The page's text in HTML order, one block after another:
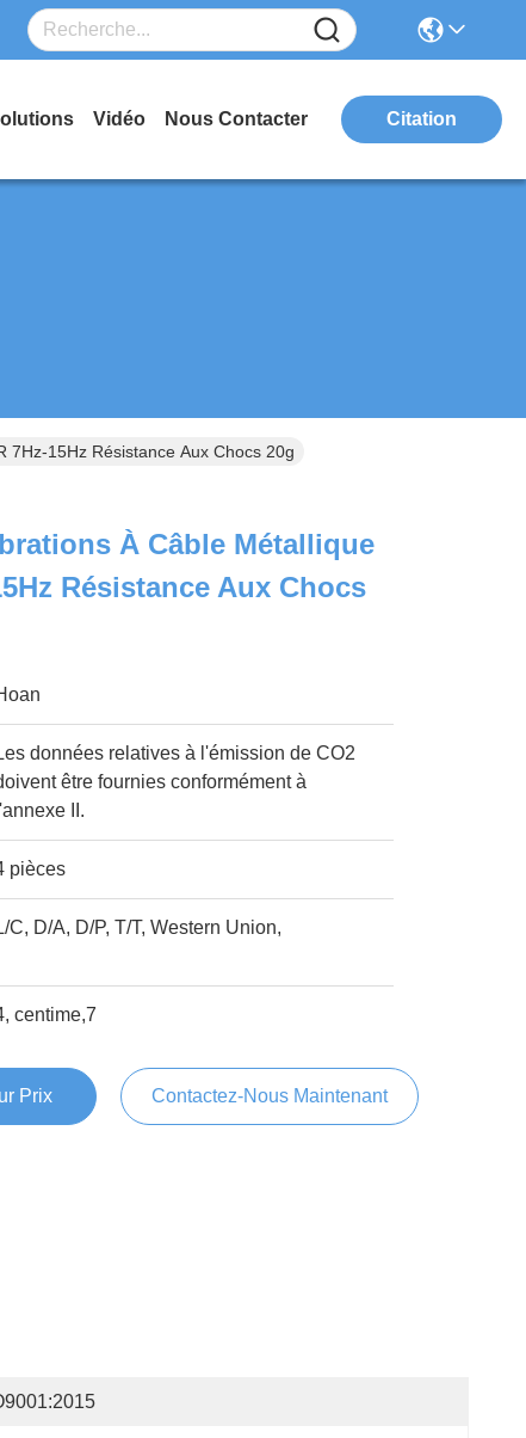
Vidéo Nous Contacter Citation
7Hz-15Hz Résistance Aux Chocs 20g
À Câble Métallique
Résistance Aux Chocs
données relatives à l'émission de CO2
être fournies conformément à
l'annexe II.
pièces
C, D/A, D/P, T/T, Western Union,
centime,7
Prix Contactez-Nous Maintenant